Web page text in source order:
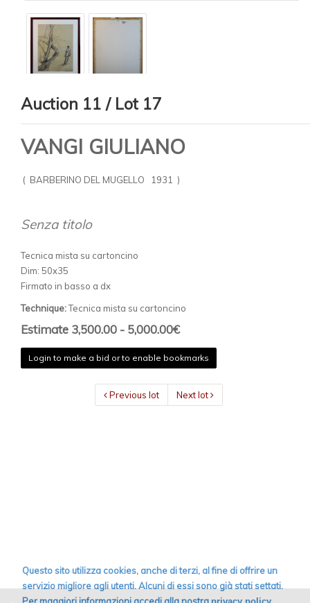
Auction 11 / Lot 17
VANGI GIULIANO
( BARBERINO DEL MUGELLO 1931 )
Senza titolo
Tecnica mista su cartoncino
Dim: 50x35
Firmato in basso a dx
Technique:Tecnica mista su cartoncino
Estimate 3,500.00 - 5,000.00€
Login to make a bid or to enable bookmarks
Previous lot Next lot
Questo sito utilizza cookies, anche di terzi, al fine di offrire un
servizio migliore agli utenti. Alcuni di essi sono già stati settati.